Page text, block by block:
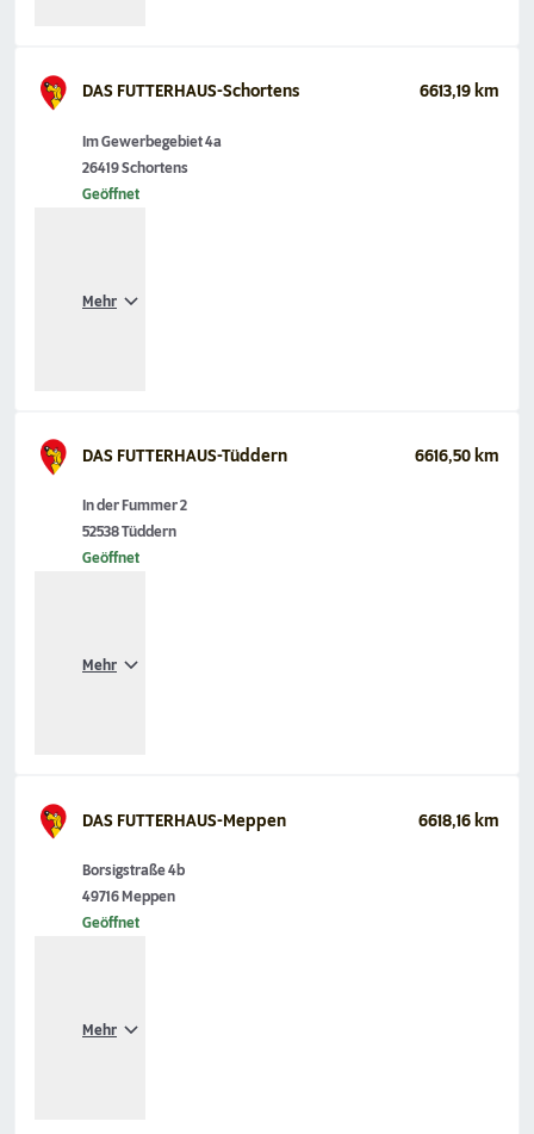
DAS FUTTERHAUS-Schortens 6613,19 km
Im Gewerbegebiet 4a
26419 Schortens
Geöffnet
Mehr
DAS FUTTERHAUS-Tüddern 6616,50 km
In der Fummer 2
52538 Tüddern
Geöffnet
Mehr
DAS FUTTERHAUS-Meppen 6618,16 km
Borsigstraße 4b
49716 Meppen
Geöffnet
Mehr